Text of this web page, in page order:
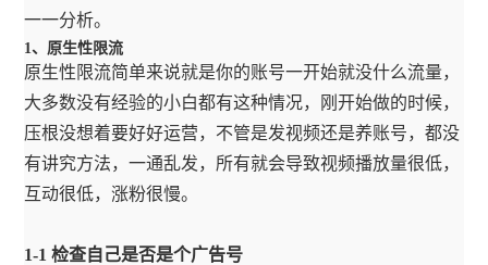
一一分析。
1、原生性限流
原生性限流简单来说就是你的账号一开始就没什么流量，
大多数没有经验的小白都有这种情况，刚开始做的时候，
压根没想着要好好运营，不管是发视频还是养账号，都没
有讲究方法，一通乱发，所有就会导致视频播放量很低，
互动很低，涨粉很慢。
1-1 检查自己是否是个广告号